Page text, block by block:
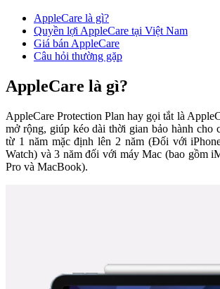
AppleCare là gì?
Quyền lợi AppleCare tại Việt Nam
Giá bán AppleCare
Câu hỏi thường gặp
AppleCare là gì?
AppleCare Protection Plan hay gọi tắt là
mở rộng, giúp kéo dài thời gian bảo hành cho
từ 1 năm mặc định lên 2 năm (Đối với
Watch) và 3 năm đối với máy Mac (bao gồm
Pro và MacBook).